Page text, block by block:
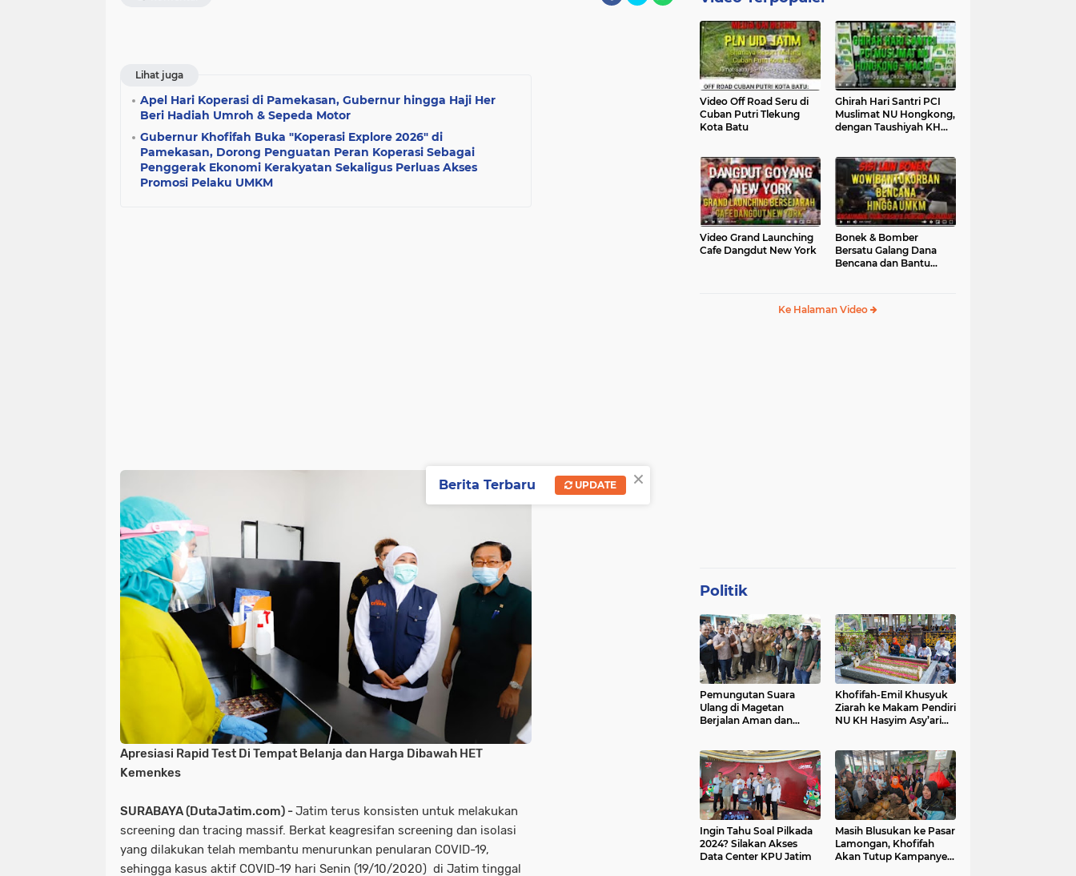
Lihat juga
Apel Hari Koperasi di Pamekasan, Gubernur hingga Haji Her
Beri Hadiah Umroh & Sepeda Motor
Gubernur Khofifah Buka "Koperasi Explore 2026" di
Pamekasan, Dorong Penguatan Peran Koperasi Sebagai
Penggerak Ekonomi Kerakyatan Sekaligus Perluas Akses
Promosi Pelaku UMKM
Apresiasi Rapid Test Di Tempat Belanja dan Harga Dibawah HET
Kemenkes
SURABAYA (DutaJatim.com) -Jatim terus konsisten untuk melakukan
screening dan tracing massif. Berkat keagresifan screening dan isolasi
yang dilakukan telah membantu menurunkan penularan COVID-19,
sehingga kasus aktif COVID-19 hari Senin (19/10/2020) di Jatim tinggal
Video Off Road Seru di
Cuban Putri Tlekung
Kota Batu
Ghirah Hari Santri PCI
Muslimat NU Hongkong,
dengan Taushiyah KH
Video Grand Launching
Cafe Dangdut New York
Bonek & Bomber
Bersatu Galang Dana
Bencana dan Bantu
Ke Halaman Video
Politik
Pemungutan Suara
Ulang di Magetan
Berjalan Aman dan
Khofifah-Emil Khusyuk
Ziarah ke Makam Pendiri
NU KH Hasyim Asy’ari
Ingin Tahu Soal Pilkada
2024? Silakan Akses
Data Center KPU Jatim
Masih Blusukan ke Pasar
Lamongan, Khofifah
Akan Tutup Kampanye
×
Berita Terbaru UPDATE